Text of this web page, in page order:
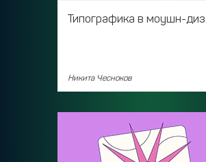
Типографика в моушн-
Никита Чесноков